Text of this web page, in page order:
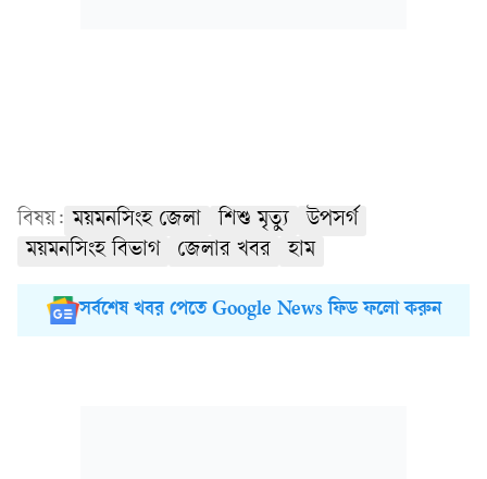
বিষয়: ময়মনসিংহ জেলা শিশু মৃত্যু
উপসর্গ
ময়মনসিংহ বিভাগ
জেলার খবর হাম
সর্বশেষ খবর পেতে Google News ফিড ফলো করুন